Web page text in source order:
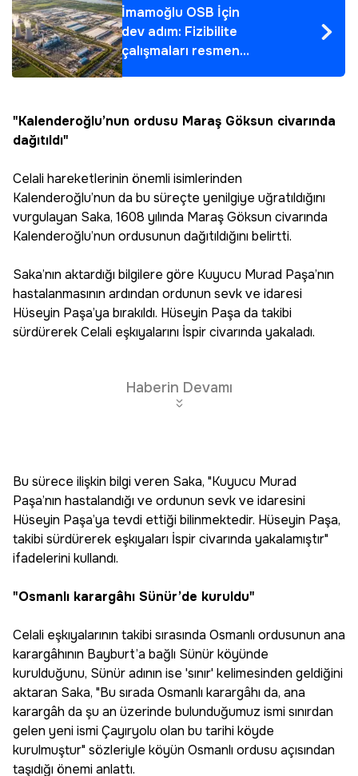
İmamoğlu OSB İçin
dev adım: Fizibilite
çalışmaları resmen
başlıyor
"Kalenderoğlu’nun ordusu Maraş Göksun civarında
dağıtıldı"
Celali hareketlerinin önemli isimlerinden
Kalenderoğlu’nun da bu süreçte yenilgiye uğratıldığını
vurgulayan Saka, 1608 yılında Maraş Göksun civarında
Kalenderoğlu’nun ordusunun dağıtıldığını belirtti.
Saka’nın aktardığı bilgilere göre Kuyucu Murad Paşa’nın
hastalanmasının ardından ordunun sevk ve idaresi
Hüseyin Paşa’ya bırakıldı. Hüseyin Paşa da takibi
sürdürerek Celali eşkıyalarını İspir civarında yakaladı.
Haberin Devamı
Bu sürece ilişkin bilgi veren Saka, "Kuyucu Murad
Paşa’nın hastalandığı ve ordunun sevk ve idaresini
Hüseyin Paşa’ya tevdi ettiği bilinmektedir. Hüseyin Paşa,
takibi sürdürerek eşkıyaları İspir civarında yakalamıştır"
ifadelerini kullandı.
"Osmanlı karargâhı Sünür’de kuruldu"
Celali eşkıyalarının takibi sırasında Osmanlı ordusunun ana
karargâhının Bayburt’a bağlı Sünür köyünde
kurulduğunu, Sünür adının ise 'sınır' kelimesinden geldiğini
aktaran Saka, "Bu sırada Osmanlı karargâhı da, ana
karargâh da şu an üzerinde bulunduğumuz ismi sınırdan
gelen yeni ismi Çayıryolu olan bu tarihi köyde
kurulmuştur" sözleriyle köyün Osmanlı ordusu açısından
taşıdığı önemi anlattı.